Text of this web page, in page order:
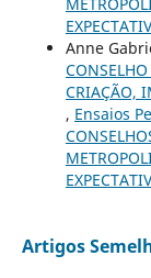
Anne
CRIAÇÃO,
, Ensaios
Artigos